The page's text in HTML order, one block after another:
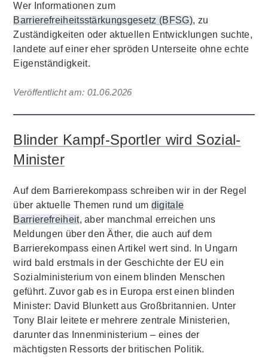
Wer Informationen zum
Barrierefreiheitsstärkungsgesetz (BFSG), zu
Zuständigkeiten oder aktuellen Entwicklungen suchte,
landete auf einer eher spröden Unterseite ohne echte
Eigenständigkeit.
Veröffentlicht am: 01.06.2026
Blinder Kampf-Sportler wird Sozial-
Minister
Auf dem Barrierekompass schreiben wir in der Regel
über aktuelle Themen rund um digitale
Barrierefreiheit, aber manchmal erreichen uns
Meldungen über den Äther, die auch auf dem
Barrierekompass einen Artikel wert sind. In Ungarn
wird bald erstmals in der Geschichte der EU ein
Sozialministerium von einem blinden Menschen
geführt. Zuvor gab es in Europa erst einen blinden
Minister: David Blunkett aus Großbritannien. Unter
Tony Blair leitete er mehrere zentrale Ministerien,
darunter das Innenministerium – eines der
mächtigsten Ressorts der britischen Politik.